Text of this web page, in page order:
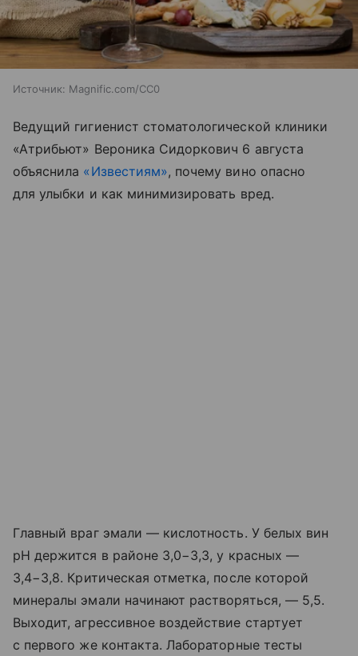
Источник: Magnific.com/CC0
Ведущий гигиенист стоматологической клиники
«Атрибьют» Вероника Сидоркович 6 августа
объяснила «Известиям», почему вино опасно
для улыбки и как минимизировать вред.
Главный враг эмали — кислотность. У белых вин
pH держится в районе 3,0−3,3, у красных —
3,4−3,8. Критическая отметка, после которой
минералы эмали начинают растворяться, — 5,5.
Выходит, агрессивное воздействие стартует
с первого же контакта. Лабораторные тесты